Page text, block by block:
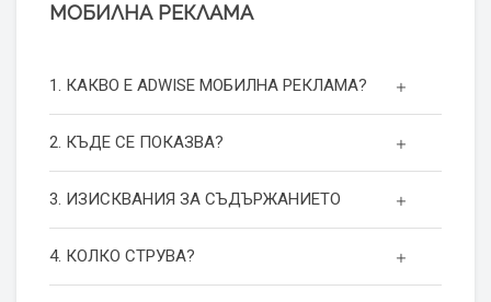
МОБИЛНА РЕКЛАМА
1. КАКВО Е ADWISE МОБИЛНА РЕКЛАМА?
2. КЪДЕ СЕ ПОКАЗВА?
3. ИЗИСКВАНИЯ ЗА СЪДЪРЖАНИЕТО
4. КОЛКО СТРУВА?